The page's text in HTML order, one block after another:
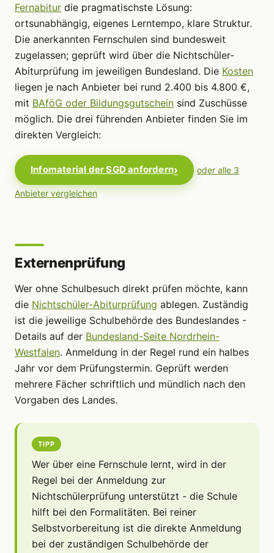
Fernabitur die pragmatischste Lösung:
ortsunabhängig, eigenes Lerntempo, klare Struktur.
Die anerkannten Fernschulen sind bundesweit
zugelassen; geprüft wird über die Nichtschüler-
Abiturprüfung im jeweiligen Bundesland. Die Kosten
liegen je nach Anbieter bei rund 2.400 bis 4.800 €,
mit BAföG oder Bildungsgutschein sind Zuschüsse
möglich. Die drei führenden Anbieter finden Sie im
direkten Vergleich:
Infomaterial der SGD anfordern oder alle 3
Anbieter vergleichen
Externenprüfung
Wer ohne Schulbesuch direkt prüfen möchte, kann
die Nichtschüler-Abiturprüfung ablegen. Zuständig
ist die jeweilige Schulbehörde des Bundeslandes -
Details auf der Bundesland-Seite Nordrhein-
Westfalen. Anmeldung in der Regel rund ein halbes
Jahr vor dem Prüfungstermin. Geprüft werden
mehrere Fächer schriftlich und mündlich nach den
Vorgaben des Landes.
TIPP
Wer über eine Fernschule lernt, wird in der
Regel bei der Anmeldung zur
Nichtschülerprüfung unterstützt - die Schule
hilft bei den Formalitäten. Bei reiner
Selbstvorbereitung ist die direkte Anmeldung
bei der zuständigen Schulbehörde der